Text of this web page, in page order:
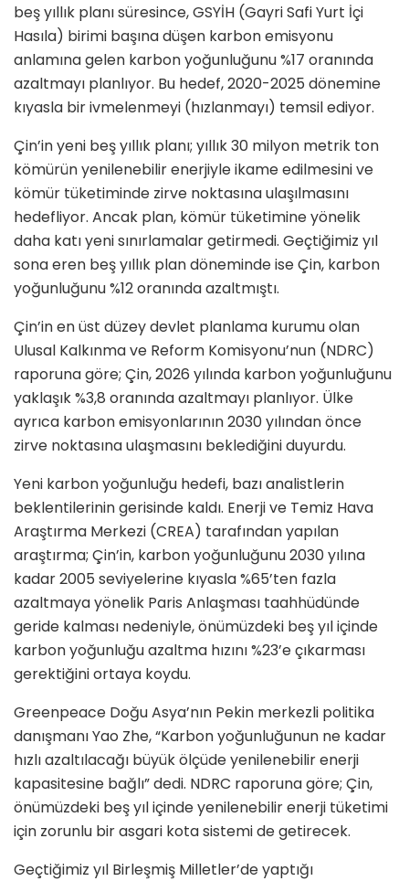
beş yıllık planı süresince, GSYİH (Gayri Safi Yurt İçi
Hasıla) birimi başına düşen karbon emisyonu
anlamına gelen karbon yoğunluğunu %17 oranında
azaltmayı planlıyor. Bu hedef, 2020-2025 dönemine
kıyasla bir ivmelenmeyi (hızlanmayı) temsil ediyor.
Çin’in yeni beş yıllık planı; yıllık 30 milyon metrik ton
kömürün yenilenebilir enerjiyle ikame edilmesini ve
kömür tüketiminde zirve noktasına ulaşılmasını
hedefliyor. Ancak plan, kömür tüketimine yönelik
daha katı yeni sınırlamalar getirmedi. Geçtiğimiz yıl
sona eren beş yıllık plan döneminde ise Çin, karbon
yoğunluğunu %12 oranında azaltmıştı.
Çin’in en üst düzey devlet planlama kurumu olan
Ulusal Kalkınma ve Reform Komisyonu’nun (NDRC)
raporuna göre; Çin, 2026 yılında karbon yoğunluğunu
yaklaşık %3,8 oranında azaltmayı planlıyor. Ülke
ayrıca karbon emisyonlarının 2030 yılından önce
zirve noktasına ulaşmasını beklediğini duyurdu.
Yeni karbon yoğunluğu hedefi, bazı analistlerin
beklentilerinin gerisinde kaldı. Enerji ve Temiz Hava
Araştırma Merkezi (CREA) tarafından yapılan
araştırma; Çin’in, karbon yoğunluğunu 2030 yılına
kadar 2005 seviyelerine kıyasla %65’ten fazla
azaltmaya yönelik Paris Anlaşması taahhüdünde
geride kalması nedeniyle, önümüzdeki beş yıl içinde
karbon yoğunluğu azaltma hızını %23’e çıkarması
gerektiğini ortaya koydu.
Greenpeace Doğu Asya’nın Pekin merkezli politika
danışmanı Yao Zhe, “Karbon yoğunluğunun ne kadar
hızlı azaltılacağı büyük ölçüde yenilenebilir enerji
kapasitesine bağlı” dedi. NDRC raporuna göre; Çin,
önümüzdeki beş yıl içinde yenilenebilir enerji tüketimi
için zorunlu bir asgari kota sistemi de getirecek.
Geçtiğimiz yıl Birleşmiş Milletler’de yaptığı